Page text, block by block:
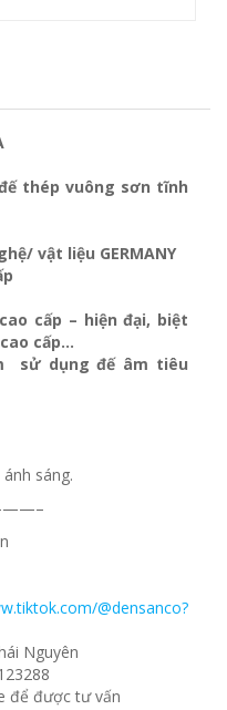
thép vuông sơn tĩnh
vật liệu GERMANY
cấp – hiện đại, biệt
cấp…
sử dụng đế âm tiêu
sáng.
@densanco?
Nguyên
để được tư vấn